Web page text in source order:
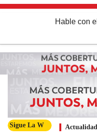
Hable con el
Sigue La W Actualidad